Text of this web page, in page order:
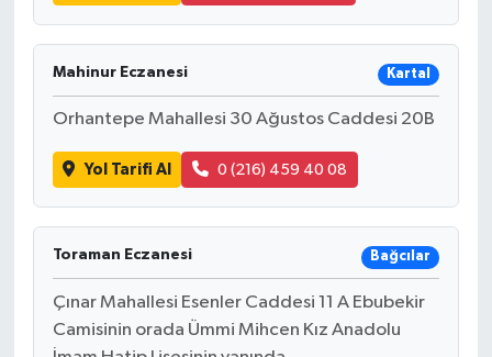
Mahinur Eczanesi Kartal
Orhantepe Mahallesi 30 Ağustos Caddesi 20B
Yol Tarifi Al 0 (216) 459 40 08
Toraman Eczanesi Bağcılar
Çınar Mahallesi Esenler Caddesi 11 A Ebubekir
Camisinin orada Ümmi Mihcen Kız Anadolu